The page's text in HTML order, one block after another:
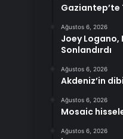
Gaziantep’te
Ağustos 6, 2026
Joey
Sonlandırdı
Ağustos 6, 2026
Akdeniz’in
Ağustos 6, 2026
Mosaic
Ağustos 6, 2026